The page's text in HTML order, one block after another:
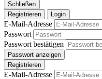
Schließen
Registrieren
Login
E-Mail-Adresse
Passwort
Passwort bestätigen
Passwort anzeigen
Registrieren
E-Mail-Adresse